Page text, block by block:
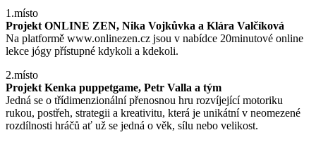
1.místo
Projekt ONLINE ZEN, Nika Vojkůvka a Klára Valčíková
Na platformě www.onlinezen.cz jsou v nabídce 20minutové online
lekce jógy přístupné kdykoli a kdekoli.
2.místo
Projekt Kenka puppetgame, Petr Valla a tým
Jedná se o třídimenzionální přenosnou hru rozvíjející motoriku
rukou, postřeh, strategii a kreativitu, která je unikátní v neomezené
rozdílnosti hráčů ať už se jedná o věk, sílu nebo velikost.